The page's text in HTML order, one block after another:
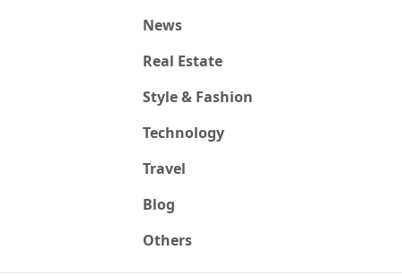
News
Real Estate
Style & Fashion
Technology
Travel
Blog
Others